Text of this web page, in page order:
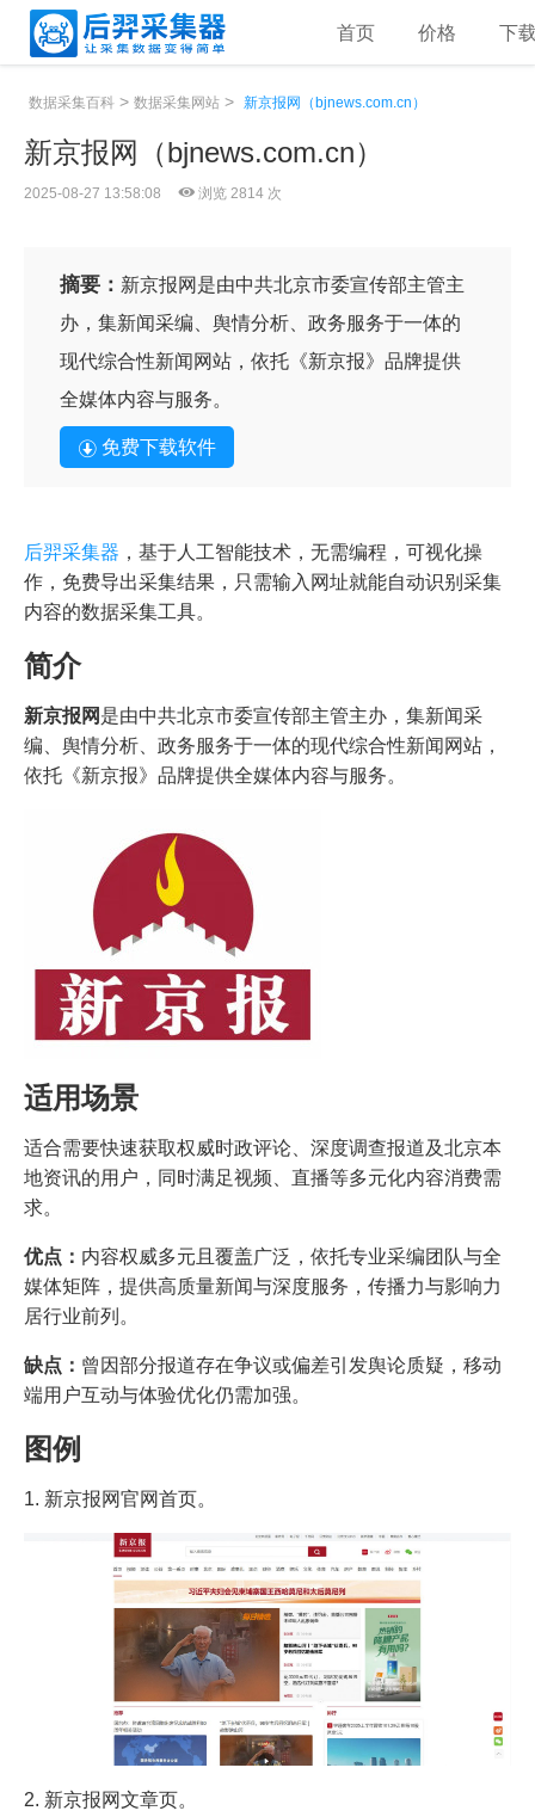
首页 价格 下
数据采集百科 > 数据采集网站 > 新京报网（bjnews.com.cn）
新京报网（bjnews.com.cn）
2025-08-27 13:58:08 浏览 2814 次
摘要： 新京报网是由中共北京市委宣传部主管主
办，集新闻采编、舆情分析、政务服务于一体的
现代综合性新闻网站，依托《新京报》品牌提供
全媒体内容与服务。
免费下载软件
后羿采集器 ，基于人工智能技术，无需编程，可视化操
作，免费导出采集结果，只需输入网址就能自动识别采集
内容的数据采集工具。
简介
新京报网 是由中共北京市委宣传部主管主办，集新闻采
编、舆情分析、政务服务于一体的现代综合性新闻网站，
依托《新京报》品牌提供全媒体内容与服务。
适用场景
适合需要快速获取权威时政评论、深度调查报道及北京本
地资讯的用户，同时满足视频、直播等多元化内容消费需
求。
优点： 内容权威多元且覆盖广泛，依托专业采编团队与全
媒体矩阵，提供高质量新闻与深度服务，传播力与影响力
居行业前列。
缺点： 曾因部分报道存在争议或偏差引发舆论质疑，移动
端用户互动与体验优化仍需加强。
图例
1. 新京报网官网首页。
2. 新京报网文章页。